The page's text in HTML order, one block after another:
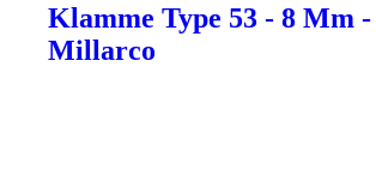
Klamme Type 53 - 8 Mm -
Millarco